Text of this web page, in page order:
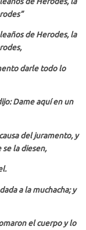
de Herodes, la
darle todo lo
Dame aquí en un
del juramento, y
se la diesen,
a la muchacha; y
el cuerpo y lo